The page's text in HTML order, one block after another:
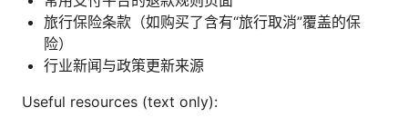
旅行保险条款（如购买了含有“旅行取消”覆盖的保
险）
行业新闻与政策更新来源
Useful resources (text only):